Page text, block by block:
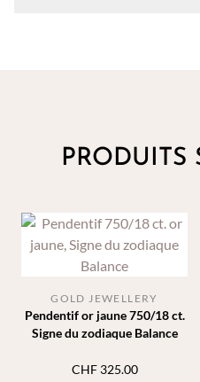
PRODUITS
Pendentif or jaune 750/18 ct.
Signe du zodiaque Balance
GOLD JEWELLERY
CHF325.00